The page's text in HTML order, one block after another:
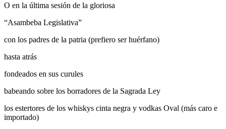
O en la última sesión de la gloriosa
“Asambeba Legislativa”
con los padres de la patria (prefiero ser huérfano)
hasta atrás
fondeados en sus curules
babeando sobre los borradores de la Sagrada Ley
los estertores de los whiskys cinta negra y vodkas Oval (más caro e
importado)